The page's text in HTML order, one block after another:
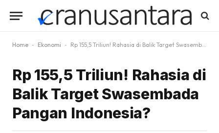
Home - Ekonomi - Rp 155,5 Triliun! Rahasia di Balik Target Swasembada Pangan Indonesia?
Rp 155,5 Triliun! Rahasia di
Balik Target Swasembada
Pangan Indonesia?